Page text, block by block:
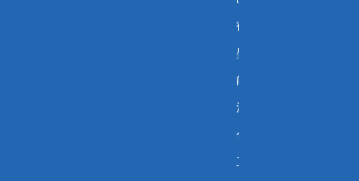
鹤
壁
能
源
化
工